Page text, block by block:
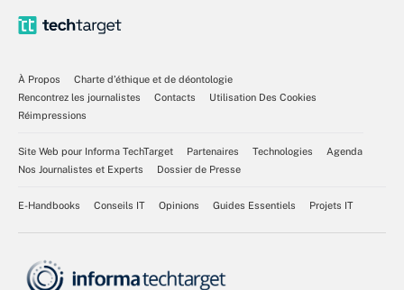
À Propos
Charte d’éthique et de déontologie
Rencontrez les journalistes
Contacts
Utilisation Des Cookies
Réimpressions
Site Web pour Informa TechTarget Partenaires Technologies
Agenda
Nos Journalistes et Experts
Dossier de Presse
E-Handbooks Conseils IT Opinions Guides Essentiels Projets IT